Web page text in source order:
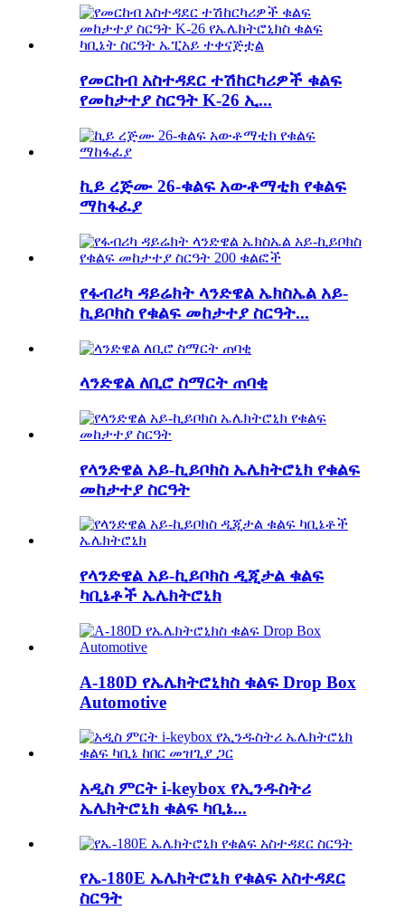
የመርከብ አስተዳደር ተሽከርካሪዎች ቁልፍ
የመከታተያ ስርዓት K-26 ኢ...
ኪይ ረጅሙ 26-ቁልፍ አውቶማቲክ የቁልፍ
ማከፋፈያ
የፋብሪካ ዳይሬክት ላንድዌል ኤክስኤል አይ-
ኪይቦክስ የቁልፍ መከታተያ ስርዓት...
ላንድዌል ለቢሮ ስማርት ጠባቂ
የላንድዌል አይ-ኪይቦክስ ኤሌክትሮኒክ የቁልፍ
መከታተያ ስርዓት
የላንድዌል አይ-ኪይቦክስ ዲጂታል ቁልፍ
ካቢኔቶች ኤሌክትሮኒክ
A-180D የኤሌክትሮኒክስ ቁልፍ Drop Box
Automotive
አዲስ ምርት i-keybox የኢንዱስትሪ
ኤሌክትሮኒክ ቁልፍ ካቢኔ...
የኤ-180E ኤሌክትሮኒክ የቁልፍ አስተዳደር
ስርዓት